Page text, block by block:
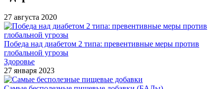
27 августа 2020
Победа над диабетом 2 типа: превентивные меры против
глобальной угрозы
Здоровье
27 января 2023